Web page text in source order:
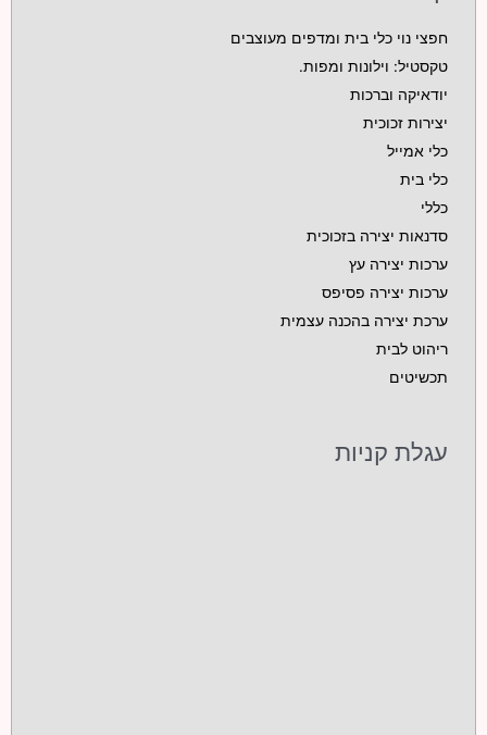
חפצי נוי כלי בית ומדפים מעוצבים
טקסטיל: וילונות ומפות.
יודאיקה וברכות
יצירות זכוכית
כלי אמייל
כלי בית
כללי
סדנאות יצירה בזכוכית
ערכות יצירה עץ
ערכות יצירה פסיפס
ערכת יצירה בהכנה עצמית
ריהוט לבית
תכשיטים
עגלת קניות